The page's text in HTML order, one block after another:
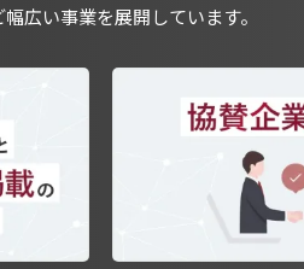
広い事業を展開しています。